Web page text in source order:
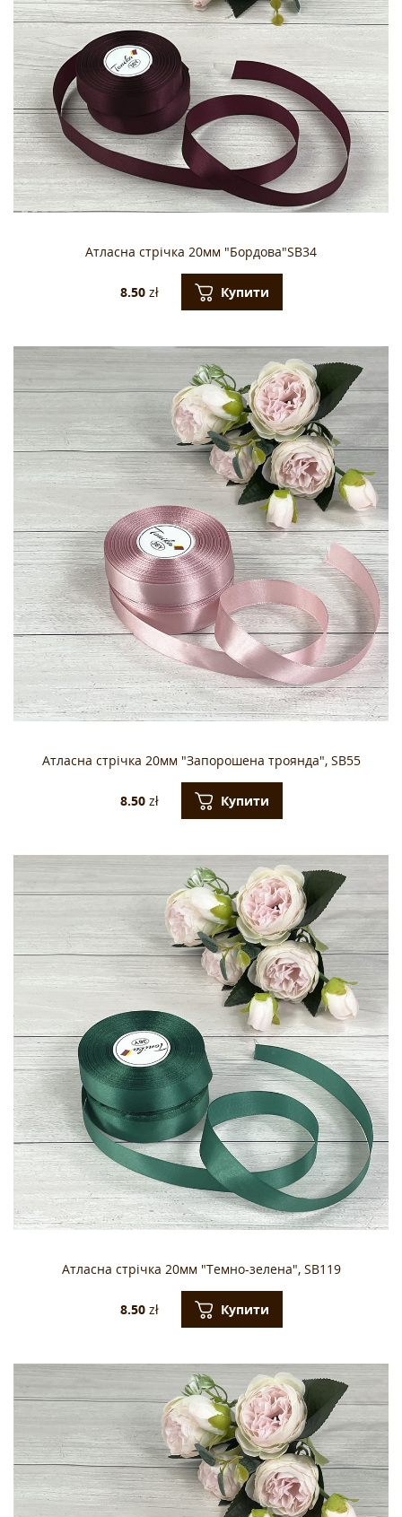
Атласна стрічка 20мм "Бордова"SB34
8.50zł Купити
Атласна стрічка 20мм "Запорошена троянда", SB55
8.50zł Купити
Атласна стрічка 20мм "Темно-зелена", SB119
8.50zł Купити